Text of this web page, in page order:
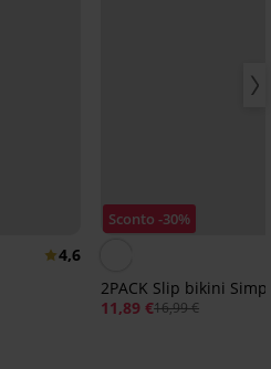
4,6
Sconto -30%
2PACK Slip bikini
11,89 €16,99 €